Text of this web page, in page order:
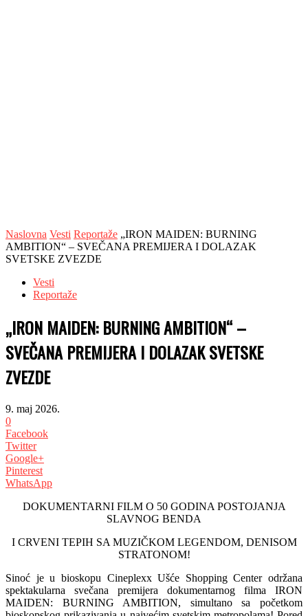
Naslovna Vesti Reportaže „IRON MAIDEN: BURNING
AMBITION“ – SVEČANA PREMIJERA I DOLAZAK
SVETSKE ZVEZDE
Vesti
Reportaže
„IRON MAIDEN: BURNING AMBITION“ –
SVEČANA PREMIJERA I DOLAZAK SVETSKE
ZVEZDE
9. maj 2026.
0
Facebook
Twitter
Google+
Pinterest
WhatsApp
DOKUMENTARNI FILM O 50 GODINA POSTOJANJA
SLAVNOG BENDA
I CRVENI TEPIH SA MUZIČKOM LEGENDOM, DENISOM
STRATONOM!
Sinoć je u bioskopu Cineplexx Ušće Shopping Center održana
spektakularna svečana premijera dokumentarnog filma IRON
MAIDEN: BURNING AMBITION, simultano sa početkom